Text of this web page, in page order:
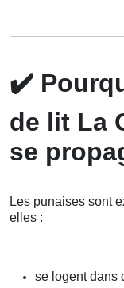
✔️
de lit La
se
Les punaises sont
elles :
se logent dans